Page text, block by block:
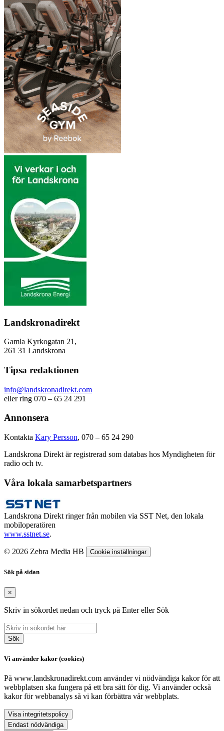
Landskronadirekt
Gamla Kyrkogatan 21,
261 31 Landskrona
Tipsa redaktionen
info@landskronadirekt.com
eller ring 070 – 65 24 291
Annonsera
Kontakta Kary Persson, 070 – 65 24 290
Landskrona Direkt är registrerad som databas hos Myndigheten för
radio och tv.
Våra lokala samarbetspartners
Landskrona Direkt ringer från mobilen via SST Net, den lokala
mobiloperatören
www.sstnet.se.
© 2026 Zebra Media HB Cookie inställningar
Sök på sidan
×
Skriv in sökordet nedan och tryck på Enter eller Sök
Sök
Vi använder kakor (cookies)
På www.landskronadirekt.com använder vi nödvändiga kakor för att
webbplatsen ska fungera på ett bra sätt för dig. Vi använder också
kakor för webbanalys så vi kan förbättra vår webbplats.
Visa integritetspolicy
Endast nödvändiga